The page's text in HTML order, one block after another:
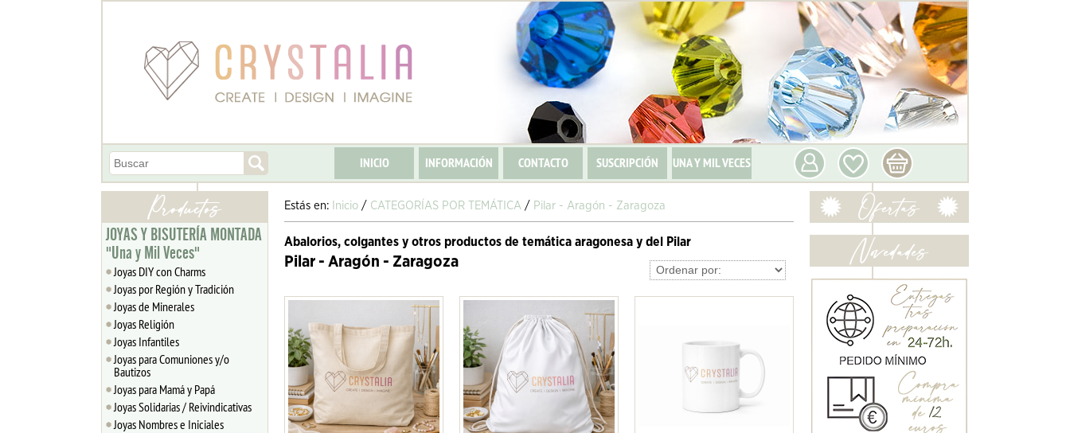
INICIO INFORMACIÓN CONTACTO SUSCRIPCIÓN UNA Y MIL VECES
JOYAS Y BISUTERÍA MONTADA
"Una y Mil Veces"
Joyas DIY con Charms
Joyas por Región y Tradición
Joyas de Minerales
Joyas Religión
Joyas Infantiles
Joyas para Comuniones y/o
Bautizos
Joyas para Mamá y Papá
Joyas Solidarias / Reivindicativas
Joyas Nombres e Iniciales
Estás en: Inicio / CATEGORÍAS POR TEMÁTICA / Pilar - Aragón - Zaragoza
Abalorios, colgantes y otros productos de temática aragonesa y del Pilar
Pilar - Aragón - Zaragoza